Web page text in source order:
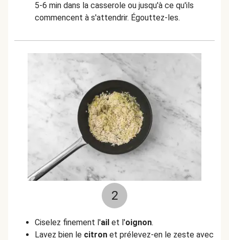
5-6 min dans la casserole ou jusqu'à ce qu'ils
commencent à s'attendrir. Égouttez-les.
2
Ciselez finement l'ail et l'oignon.
Lavez bien le citron et prélevez-en le zeste avec